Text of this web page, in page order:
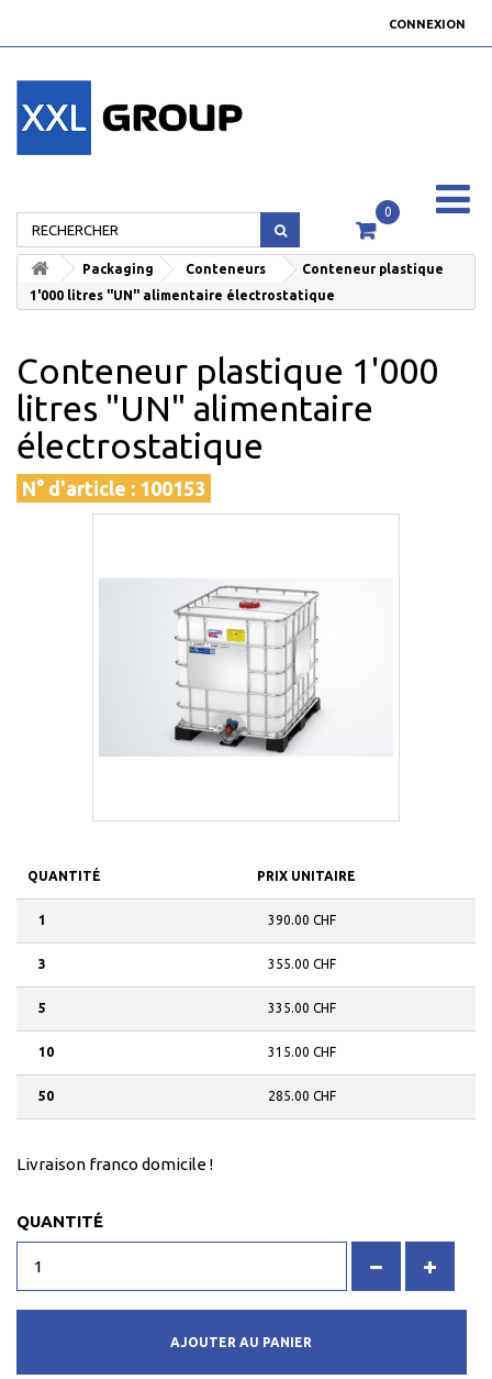
CONNEXION
0
Packaging Conteneurs
Conteneur plastique
1'000 litres "UN" alimentaire électrostatique
Conteneur plastique 1'000
litres "UN" alimentaire
électrostatique
N° d'article : 100153
QUANTITÉ PRIX UNITAIRE
1 390.00 CHF
3 355.00 CHF
5 335.00 CHF
10 315.00 CHF
50 285.00 CHF
Livraison franco domicile !
QUANTITÉ
AJOUTER AU PANIER